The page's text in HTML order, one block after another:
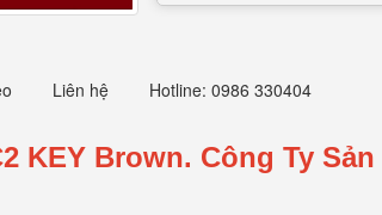
Liên hệ Hotline: 0986 330404
KEY Brown. Công Ty